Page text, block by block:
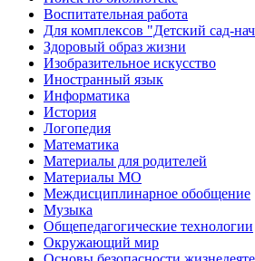
Воспитательная работа
Для комплексов "Детский сад-
Здоровый образ жизни
Изобразительное искусство
Иностранный язык
Информатика
История
Логопедия
Математика
Материалы для родителей
Материалы МО
Междисциплинарное обобщение
Музыка
Общепедагогические технологии
Окружающий мир